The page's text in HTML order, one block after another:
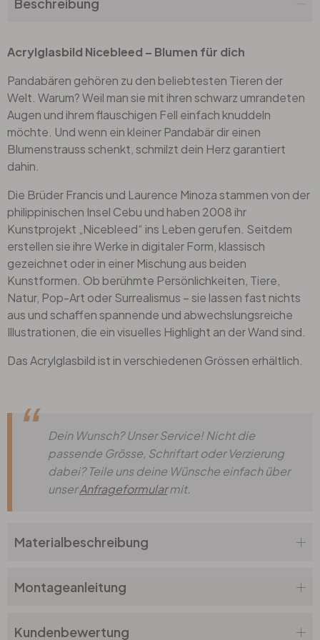
Acrylglasbild Nicebleed – Blumen für dich
Pandabären gehören zu den beliebtesten Tieren der
Welt. Warum? Weil man sie mit ihren schwarz umrandeten
Augen und ihrem flauschigen Fell einfach knuddeln
möchte. Und wenn ein kleiner Pandabär dir einen
Blumenstrauss schenkt, schmilzt dein Herz garantiert
dahin.
Die Brüder Francis und Laurence Minoza stammen von der
philippinischen Insel Cebu und haben 2008 ihr
Kunstprojekt „Nicebleed“ ins Leben gerufen. Seitdem
erstellen sie ihre Werke in digitaler Form, klassisch
gezeichnet oder in einer Mischung aus beiden
Kunstformen. Ob berühmte Persönlichkeiten, Tiere,
Natur, Pop-Art oder Surrealismus – sie lassen fast nichts
aus und schaffen spannende und abwechslungsreiche
Illustrationen, die ein visuelles Highlight an der Wand sind.
Das Acrylglasbild ist in verschiedenen Grössen erhältlich.
Dein Wunsch? Unser Service! Nicht die
passende Grösse, Schriftart oder Verzierung
dabei? Teile uns deine Wünsche einfach über
unserAnfrageformularmit.
Materialbeschreibung
Montageanleitung
Kundenbewertung